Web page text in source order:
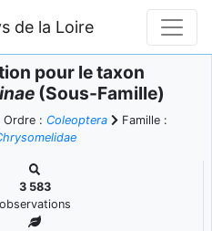
de la Loire
pour le taxon
(Sous-Famille)
Ordre : Coleoptera
Famille :
3 583
observations